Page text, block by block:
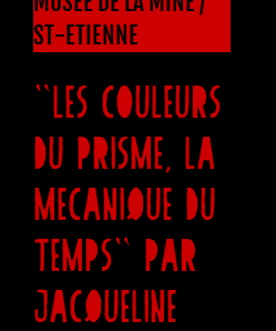
ST-ETIENNE
"LES COULEURS
DU PRISME, LA
MECANIQUE DU
TEMPS" PAR
JACQUELINE